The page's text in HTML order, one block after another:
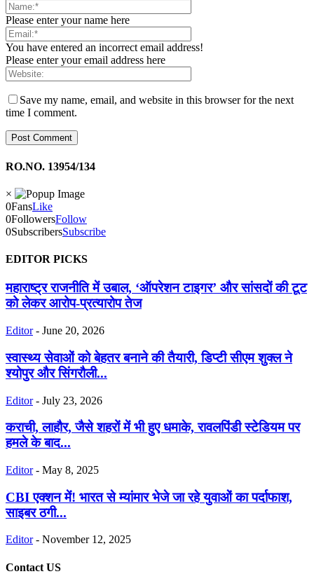
Please enter your name here
You have entered an incorrect email address!
Please enter your email address here
Save my name, email, and website in this browser for the next
time I comment.
RO.NO. 13954/134
×
0FansLike
0FollowersFollow
0SubscribersSubscribe
EDITOR PICKS
महाराष्ट्र राजनीति में उबाल, ‘ऑपरेशन टाइगर’ और सांसदों की टूट
को लेकर आरोप-प्रत्यारोप तेज
Editor - June 20, 2026
स्वास्थ्य सेवाओं को बेहतर बनाने की तैयारी, डिप्टी सीएम शुक्ल ने
श्योपुर और सिंगरौली...
Editor - July 23, 2026
कराची, लाहौर, जैसे शहरों में भी हुए धमाके, रावलपिंडी स्टेडियम पर
हमले के बाद...
Editor - May 8, 2025
CBI एक्शन में! भारत से म्यांमार भेजे जा रहे युवाओं का पर्दाफाश,
साइबर ठगी...
Editor - November 12, 2025
Contact US